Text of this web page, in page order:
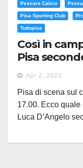
Pescara Calcio
Pisa Sporting Club
Tuttopisa
Così in
Pisa
Apr 2, 2021
Pisa di scena sul
17.00. Ecco quale
Luca D’Angelo